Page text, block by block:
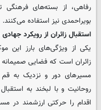
رفاهی، از بسته‌های فرهنگی
بویراحمدی نیز استفاده می‌کنند.
استقبال زائران از رویکرد
یکی از ویژگی‌های بارز این
زائران است که فضایی
مسیرهای دور و نزدیک به قم
روحانیت و با لبخند به
اقدام را حرکتی ارزشمند در